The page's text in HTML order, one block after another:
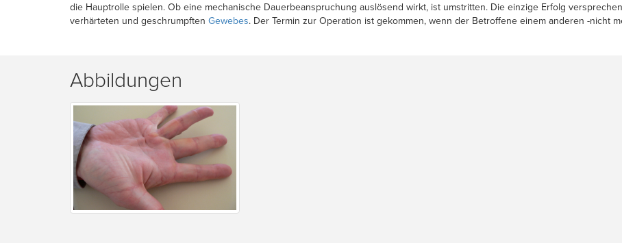
die Hauptrolle spielen. Ob eine mechanische Dauerbeanspruchung auslösend wirkt, ist umstritten. Die einzige Erfolg
verhärteten und geschrumpften Gewebes. Der Termin zur Operation ist gekommen, wenn der Betroffene einem anderen -nicht
Abbildungen